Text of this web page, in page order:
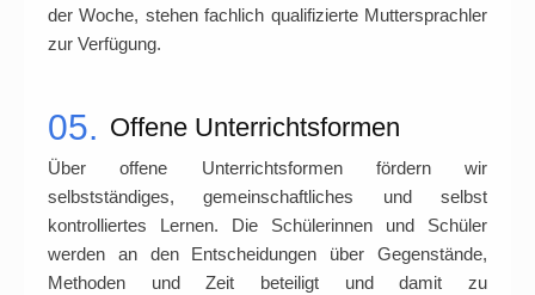
der Woche, stehen fachlich qualifizierte Muttersprachler
zur Verfügung.
05. Offene Unterrichtsformen
Über offene Unterrichtsformen fördern wir
selbstständiges, gemeinschaftliches und selbst
kontrolliertes Lernen. Die Schülerinnen und Schüler
werden an den Entscheidungen über Gegenstände,
Methoden und Zeit beteiligt und damit zu